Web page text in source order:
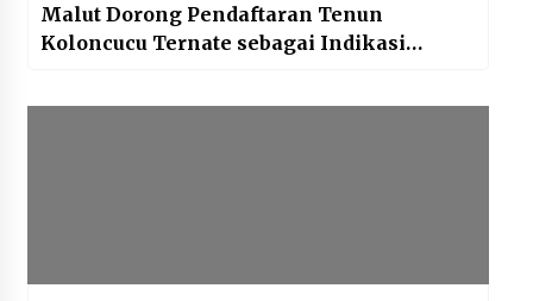
Malut Dorong Pendaftaran Tenun
Koloncucu Ternate sebagai Indikasi